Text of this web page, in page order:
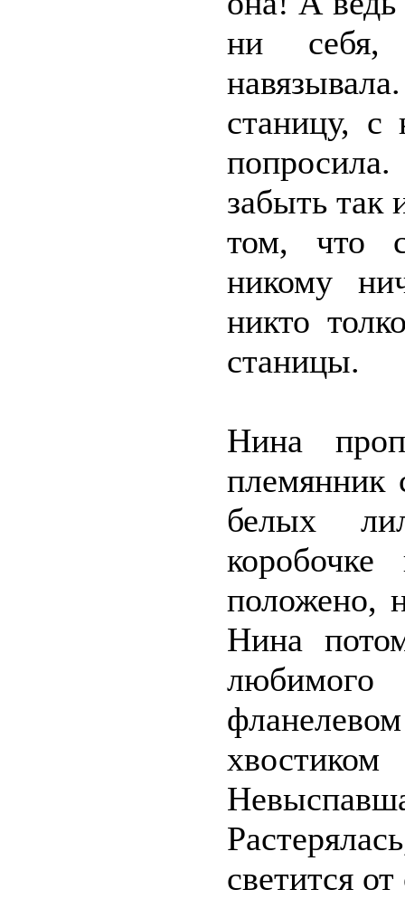
ни себя,
станицу, с
забыть так
том, что
никому
никто
станицы.
Нина
племянник
белых
положено,
Нина
светится